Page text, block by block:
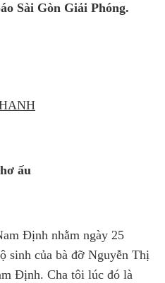
Sài Gòn Giải Phóng.
ấu
Định nhằm ngày 25
sinh của bà đỡ Nguyễn Thị
Định. Cha tôi lúc đó là